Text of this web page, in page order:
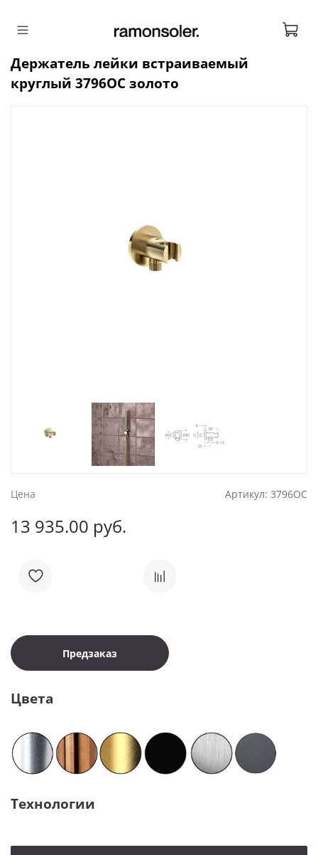
Цена Артикул: 3796OC
Держатель лейки встраиваемый
круглый 3796OC золото
13 935.00 руб.
Предзаказ
Цвета
Технологии